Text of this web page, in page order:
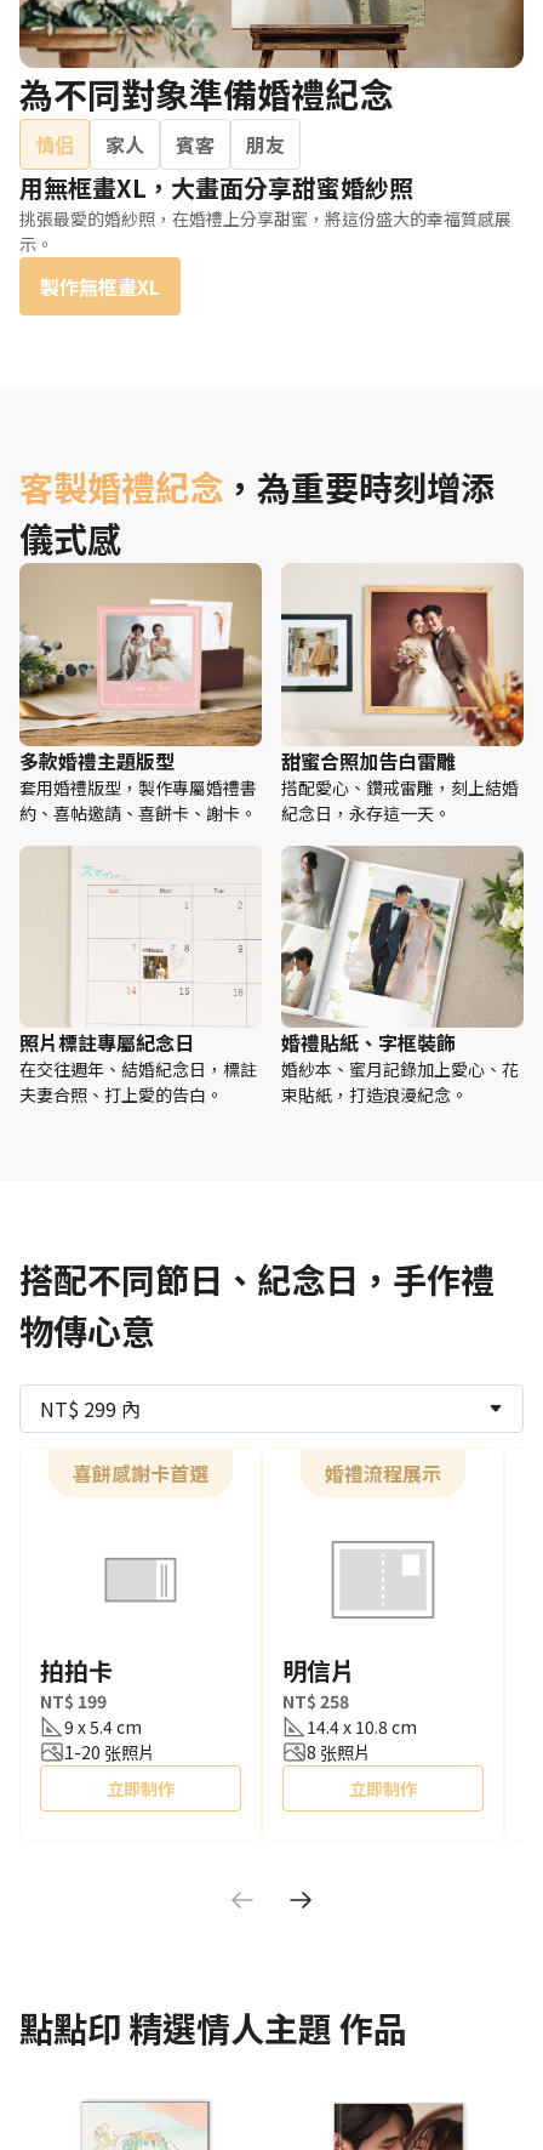
為不同對象準備婚禮紀念
情侣 家人 賓客 朋友
用無框畫XL，大畫面分享甜蜜婚紗照
挑張最愛的婚紗照，在婚禮上分享甜蜜，將這份盛大的幸福質感展
示。
製作無框畫XL
客製婚禮紀念 ，為重要時刻增添
儀式感
多款婚禮主題版型
套用婚禮版型，製作專屬婚禮書
約、喜帖邀請、喜餅卡、謝卡。
甜蜜合照加告白雷雕
搭配愛心、鑽戒雷雕，刻上結婚
紀念日，永存這一天。
照片標註專屬紀念日
在交往週年、結婚紀念日，標註
夫妻合照、打上愛的告白。
婚禮貼紙、字框裝飾
婚紗本、蜜月記錄加上愛心、花
束貼紙，打造浪漫紀念。
搭配不同節日、紀念日，手作禮
物傳心意
NT$ 299 內
喜餅感謝卡首選
拍拍卡
NT$ 199
9 x 5.4 cm
1-20 张照片
立即制作
婚禮流程展示
明信片
NT$ 258
14.4 x 10.8 cm
8 张照片
立即制作
點點印 精選情人主題作品